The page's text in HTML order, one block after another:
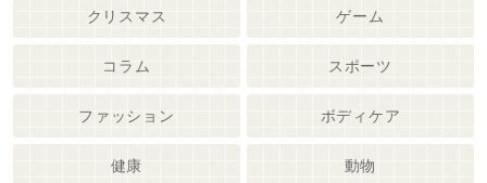
クリスマス ゲーム
コラム スポーツ
ファッション ボディケア
健康 動物